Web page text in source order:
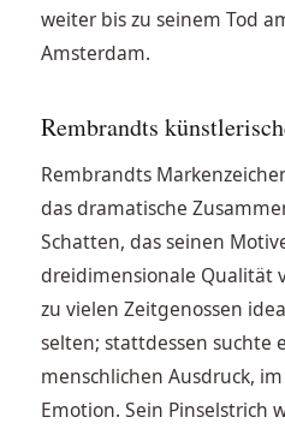
weiter bis zu seinem Tod
Amsterdam.
Rembrandts
Rembrandts
das dramatische
Schatten, das seinen
dreidimensionale Qualität
zu vielen Zeitgenossen
selten; stattdessen suchte
menschlichen Ausdruck,
Emotion. Sein Pinselstrich